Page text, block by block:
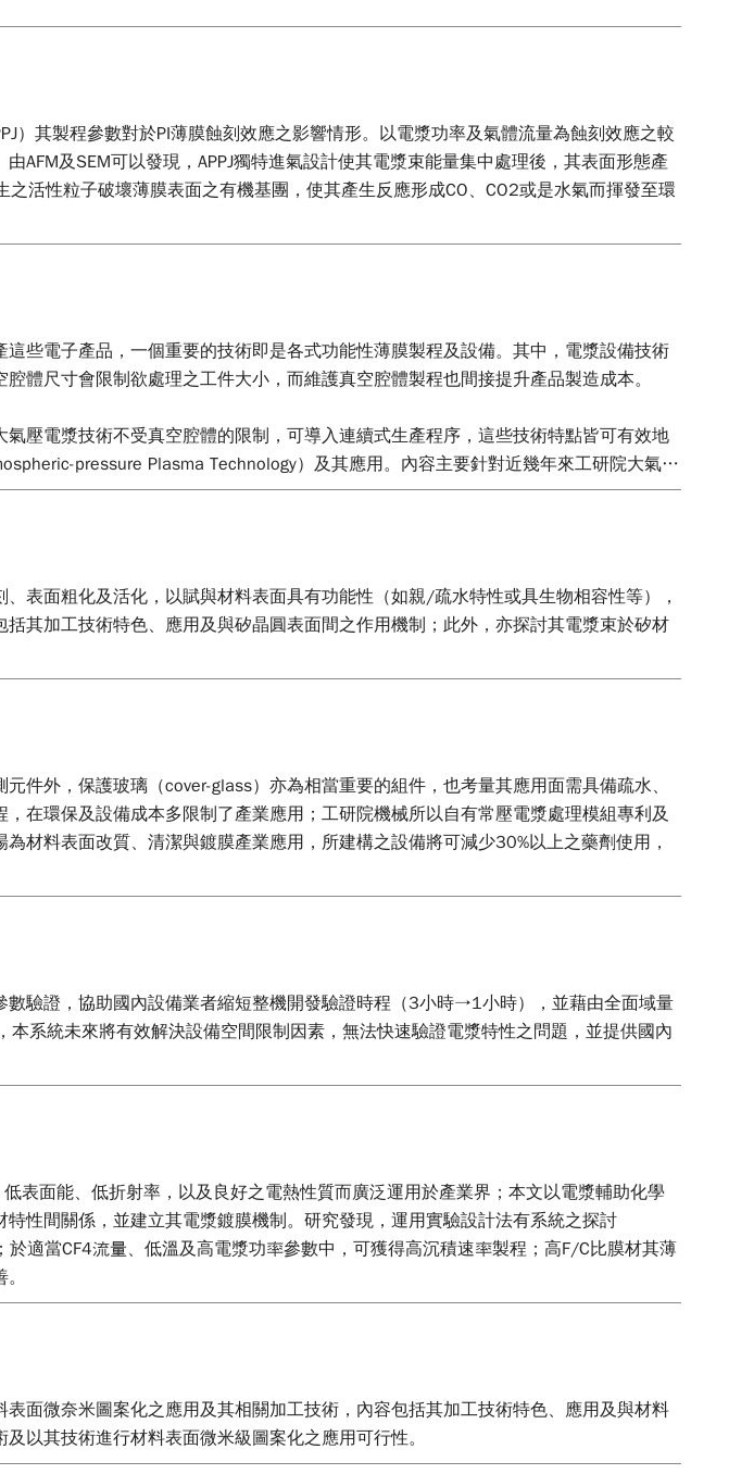
）其製程參數對於PI薄膜蝕刻效應之影響情形。以電漿功率及氣體流量為蝕刻效應之較
AFM及SEM可以發現，APPJ獨特進氣設計使其電漿束能量集中處理後，其表面形態產
活性粒子破壞薄膜表面之有機基團，使其產生反應形成CO、CO2或是水氣而揮發至環
些電子產品，一個重要的技術即是各式功能性薄膜製程及設備。其中，電漿設備技術
體尺寸會限制欲處理之工件大小，而維護真空腔體製程也間接提升產品製造成本。
壓電漿技術不受真空腔體的限制，可導入連續式生產程序，這些技術特點皆可有效地
pressure Plasma Technology）及其應用。內容主要針對近幾年來工研院大氣壓
分的應用，作一個整合性的技術進程概論。
表面粗化及活化，以賦與材料表面具有功能性（如親/疏水特性或具生物相容性等），
其加工技術特色、應用及與矽晶圓表面間之作用機制；此外，亦探討其電漿束於矽材
件外，保護玻璃（cover-glass）亦為相當重要的組件，也考量其應用面需具備疏水、
在環保及設備成本多限制了產業應用；工研院機械所以自有常壓電漿處理模組專利及
材料表面改質、清潔與鍍膜產業應用，所建構之設備將可減少30%以上之藥劑使用，
驗證，協助國內設備業者縮短整機開發驗證時程（3小時→1小時），並藉由全面域量
系統未來將有效解決設備空間限制因素，無法快速驗證電漿特性之問題，並提供國內
表面能、低折射率，以及良好之電熱性質而廣泛運用於產業界；本文以電漿輔助化學
性間關係，並建立其電漿鍍膜機制。研究發現，運用實驗設計法有系統之探討
適當CF4流量、低溫及高電漿功率參數中，可獲得高沉積速率製程；高F/C比膜材其薄
面微奈米圖案化之應用及其相關加工技術，內容包括其加工技術特色、應用及與材料
以其技術進行材料表面微米級圖案化之應用可行性。